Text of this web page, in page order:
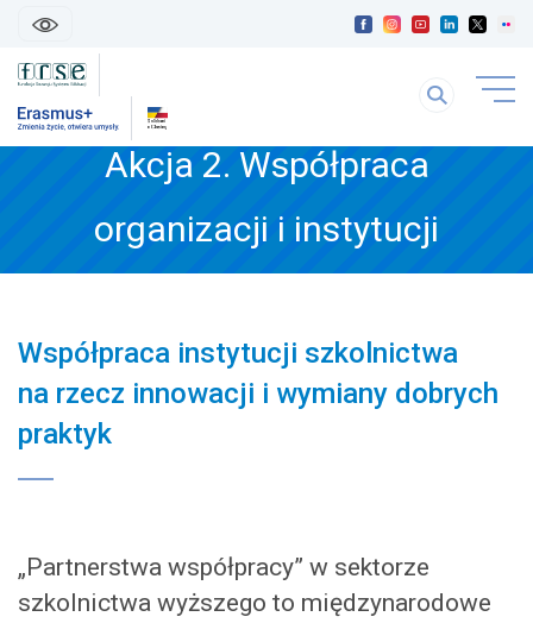
uwaga
otwiera
się
nowej
Szukaj
stronie
Akcja 2. Współpraca
organizacji i instytucji
Współpraca instytucji szkolnictwa
na rzecz innowacji i wymiany dobrych
praktyk
„Partnerstwa współpracy” w sektorze
szkolnictwa wyższego to międzynarodowe